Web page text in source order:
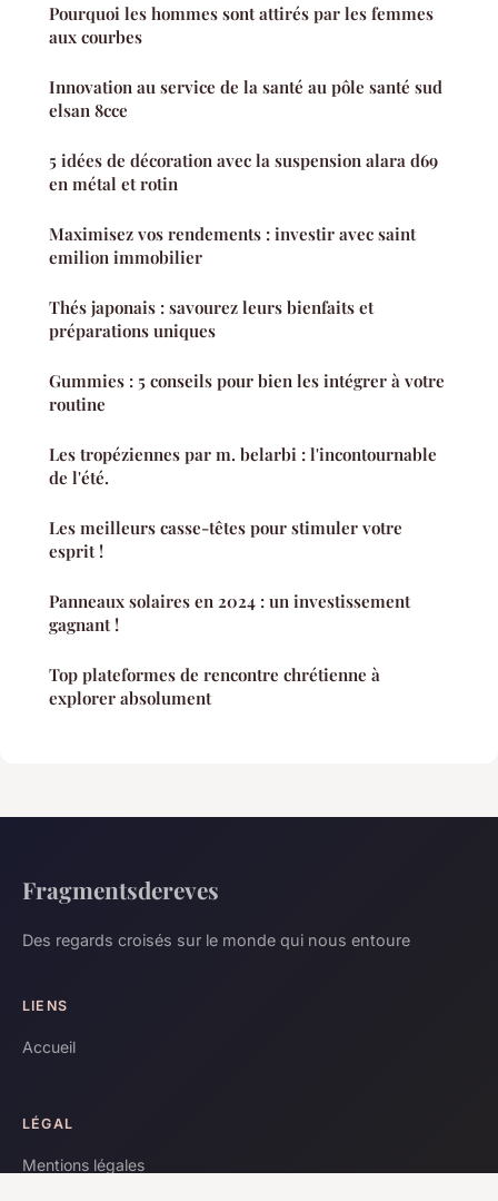
Pourquoi les hommes sont attirés par les femmes
aux courbes
Innovation au service de la santé au pôle santé sud
elsan 8cce
5 idées de décoration avec la suspension alara d69
en métal et rotin
Maximisez vos rendements : investir avec saint
emilion immobilier
Thés japonais : savourez leurs bienfaits et
préparations uniques
Gummies : 5 conseils pour bien les intégrer à votre
routine
Les tropéziennes par m. belarbi : l'incontournable
de l'été.
Les meilleurs casse-têtes pour stimuler votre
esprit !
Panneaux solaires en 2024 : un investissement
gagnant !
Top plateformes de rencontre chrétienne à
explorer absolument
Fragmentsdereves
Des regards croisés sur le monde qui nous entoure
LIENS
Accueil
LÉGAL
Mentions légales